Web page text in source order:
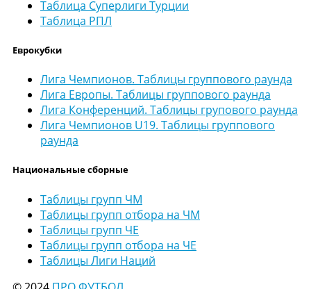
Таблица Суперлиги Турции
Таблица РПЛ
Еврокубки
Лига Чемпионов. Таблицы группового раунда
Лига Европы. Таблицы группового раунда
Лига Конференций. Таблицы групового раунда
Лига Чемпионов U19. Таблицы группового
раунда
Национальные сборные
Таблицы групп ЧМ
Таблицы групп отбора на ЧМ
Таблицы групп ЧЕ
Таблицы групп отбора на ЧЕ
Таблицы Лиги Наций